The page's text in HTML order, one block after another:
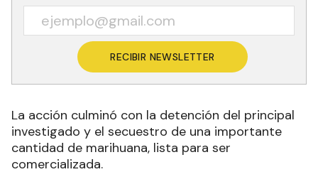
RECIBIR NEWSLETTER
La acción culminó con la detención del principal
investigado y el secuestro de una importante
cantidad de marihuana, lista para ser
comercializada.